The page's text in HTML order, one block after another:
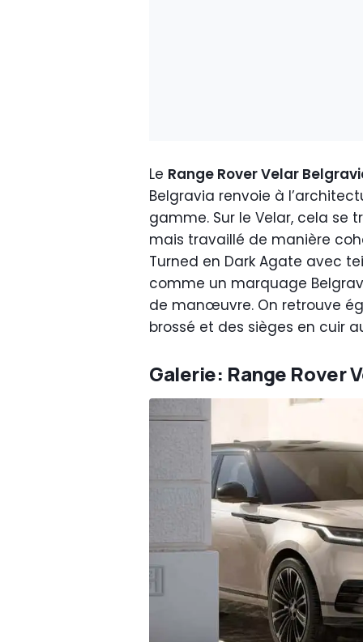
Le Range Rover Velar
Belgravia renvoie à
gamme. Sur le Velar, cela se
mais travaillé de manière
Turned en Dark Agate avec
comme un marquage
de manœuvre. On retrouve
brossé et des sièges en cuir
Galerie: Range Rover